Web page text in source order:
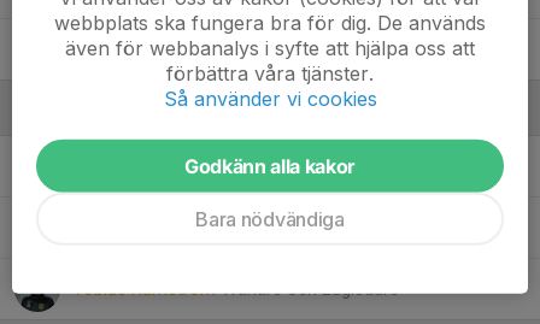
Valter Wedin Ljungqvist
Mikael WanatowskiTränare
Sandra EnströmTränare och Lagledare
Tobias RamströmTränare och Lagledare
webbplats ska fungera bra för dig. De används
även för webbanalys i syfte att hjälpa oss att
förbättra våra tjänster.
Så använder vi cookies
Godkänn alla kakor
Bara nödvändiga